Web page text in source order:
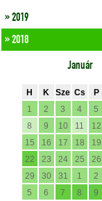
» 2019
» 2018
Január
H K Sze Cs P
1
2 3 4 5
8
9 10 11 12
15
16 17 18 19
22
23 24 25 26
29
30 31 1 2
5
6 7 8 9